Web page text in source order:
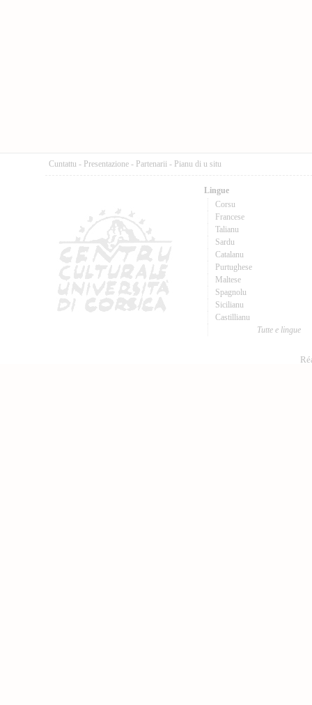
Cuntattu - Presentazione - Partenarii - Pianu di u situ
Lingue
Corsu
Francese
Talianu
Sardu
Catalanu
Purtughese
Maltese
Spagnolu
Sicilianu
Castillianu
Tutte e lingue